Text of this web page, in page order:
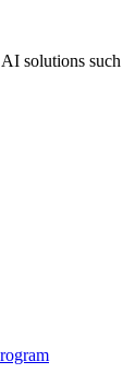
solutions